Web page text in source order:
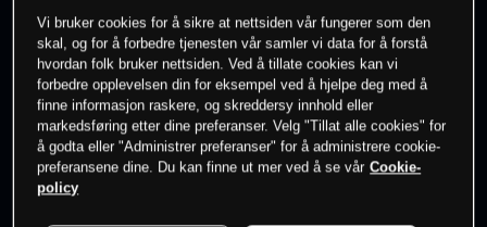
0% av kunder er på dette instrumentet
Søk om konto
Vi bruker cookies for å sikre at nettsiden vår fungerer som den
skal, og for å forbedre tjenesten vår samler vi data for å forstå
hvordan folk bruker nettsiden. Ved å tillate cookies kan vi
forbedre opplevelsen din for eksempel ved å hjelpe deg med å
finne informasjon raskere, og skreddersy innhold eller
markedsføring etter dine preferanser. Velg "Tillat alle cookies" for
å godta eller "Administrer preferanser" for å administrere cookie-
preferansene dine. Du kan finne ut mer ved å se vår Cookie-
policy